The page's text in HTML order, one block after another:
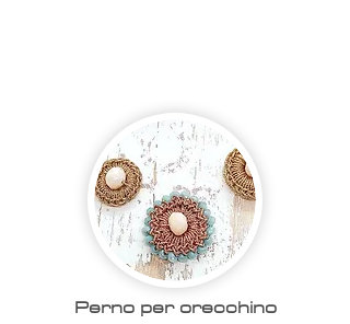
Perno per orecchino